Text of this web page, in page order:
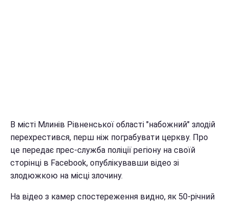
В місті Млинів Рівненської області "набожний" злодій
перехрестився, перш ніж пограбувати церкву. Про
це передає прес-служба поліції регіону на своїй
сторінці в Facebook, опублікувавши відео зі
злодюжкою на місці злочину.
На відео з камер спостереження видно, як 50-річний